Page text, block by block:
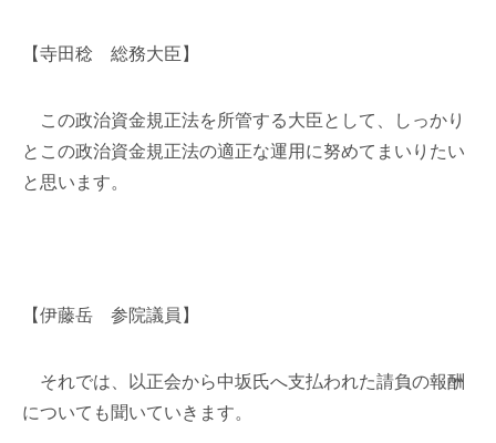
【寺田稔 総務大臣】
この政治資金規正法を所管する大臣として、しっかり
とこの政治資金規正法の適正な運用に努めてまいりたい
と思います。
【伊藤岳 参院議員】
それでは、以正会から中坂氏へ支払われた請負の報酬
についても聞いていきます。